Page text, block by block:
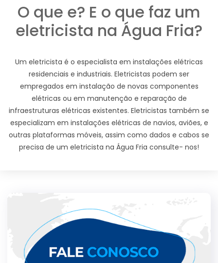
O que e? E o que faz um
eletricista na Água Fria?
Um eletricista é o especialista em instalações elétricas
residenciais e industriais. Eletricistas podem ser
empregados em instalação de novas componentes
elétricas ou em manutenção e reparação de
infraestruturas elétricas existentes. Eletricistas também se
especializam em instalações elétricas de navios, aviões, e
outras plataformas móveis, assim como dados e cabos se
precisa de um eletricista na Água Fria consulte- nos!